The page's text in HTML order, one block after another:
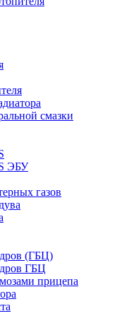
смазки
ЭБУ
газов
(ГБЦ)
ГБЦ
прицепа